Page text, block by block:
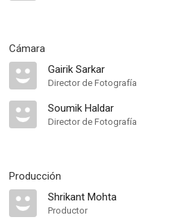
Cámara
Gairik Sarkar
Director de Fotografía
Soumik Haldar
Director de Fotografía
Producción
Shrikant Mohta
Productor